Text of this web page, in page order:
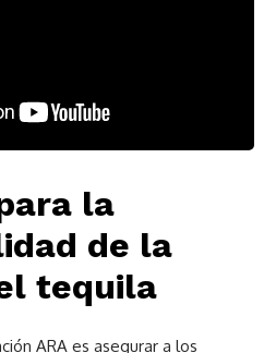
la
de la
tequila
ARA es asegurar a los